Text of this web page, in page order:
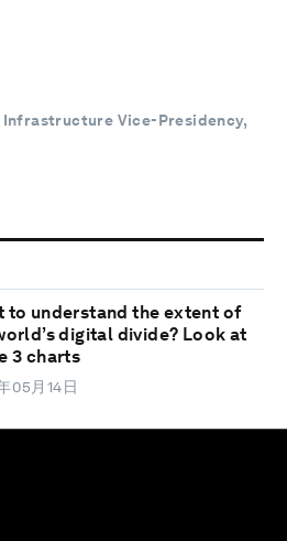
Vice-Presidency,
to understand the extent of
digital divide? Look at
3 charts
05月14日